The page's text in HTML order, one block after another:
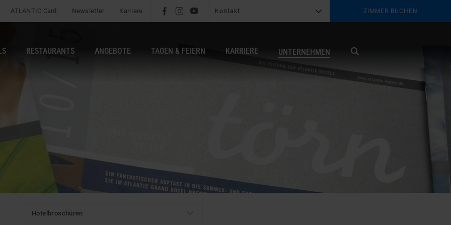
ATLANTIC Card Newsletter Karriere l é m Kontakt G ZIMMER BUCHEN
b
RESTAURANTS ANGEBOTE TAGEN & FEIERN KARRIERE UNTERNEHMEN X
Hotelbroschüren